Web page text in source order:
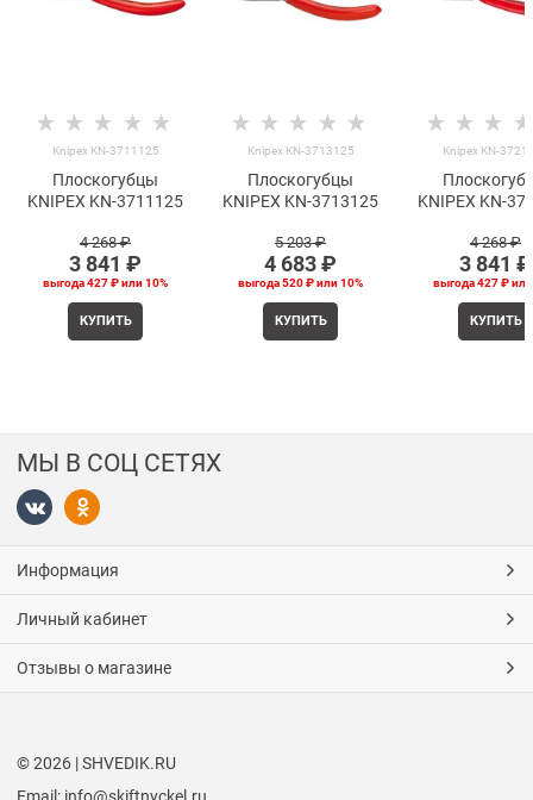
Knipex KN-3711125
Плоскогубцы
KNIPEX KN-3711125
4 268 ₽
3 841 ₽
выгода427 ₽или10%
КУПИТЬ
Knipex KN-3713125
Плоскогубцы
KNIPEX KN-3713125
5 203 ₽
4 683 ₽
выгода520 ₽или10%
КУПИТЬ
Knipex KN-
KNIPEX KN-
4 268 ₽
3 841 ₽
выгода427 ₽
КУПИТЬ
МЫ В СОЦ СЕТЯХ
Информация
Личный кабинет
Отзывы о магазине
© 2026 | SHVEDIK.RU